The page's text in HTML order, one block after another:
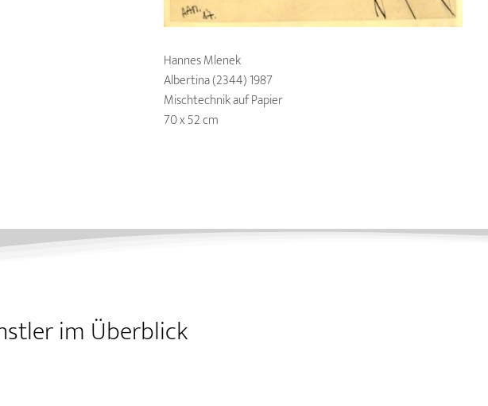
Hannes Mlenek
Albertina (2344) 1987
Mischtechnik auf Papier
70 x 52 cm
im Überblick